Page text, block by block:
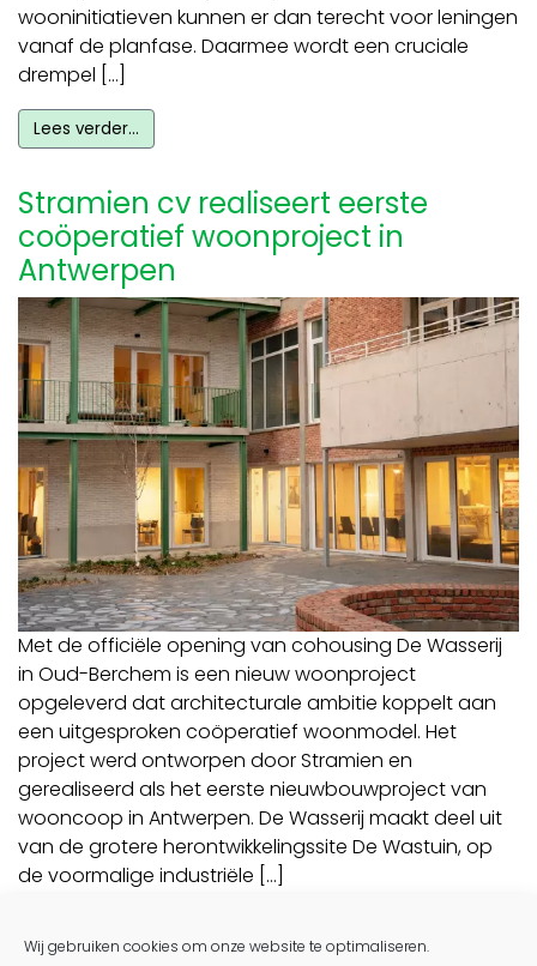
Wij gebruiken cookies om onze website te optimaliseren.
wooninitiatieven kunnen er dan terecht voor leningen
vanaf de planfase. Daarmee wordt een cruciale
drempel […]
Lees verder…
Stramien cv realiseert eerste
coöperatief woonproject in
Antwerpen
Met de officiële opening van cohousing De Wasserij
in Oud-Berchem is een nieuw woonproject
opgeleverd dat architecturale ambitie koppelt aan
een uitgesproken coöperatief woonmodel. Het
project werd ontworpen door Stramien en
gerealiseerd als het eerste nieuwbouwproject van
wooncoop in Antwerpen. De Wasserij maakt deel uit
van de grotere herontwikkelingssite De Wastuin, op
de voormalige industriële […]